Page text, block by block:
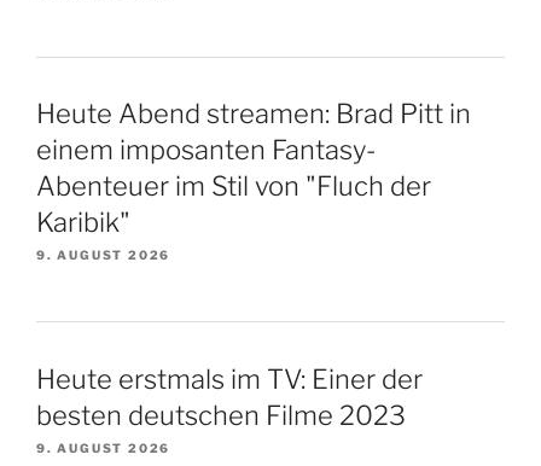
Heute Abend streamen: Brad Pitt in
einem imposanten Fantasy-
Abenteuer im Stil von "Fluch der
Karibik"
9. AUGUST 2026
Heute erstmals im TV: Einer der
besten deutschen Filme 2023
9. AUGUST 2026